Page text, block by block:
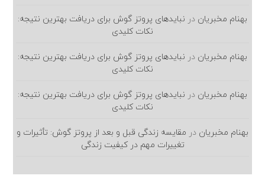
بهنام مخبریان در نبایدهای پروتز گوش برای دریافت بهترین نتیجه:
نکات کلیدی
بهنام مخبریان در نبایدهای پروتز گوش برای دریافت بهترین نتیجه:
نکات کلیدی
بهنام مخبریان در نبایدهای پروتز گوش برای دریافت بهترین نتیجه:
نکات کلیدی
بهنام مخبریان در مقایسه زندگی قبل و بعد از پروتز گوش: تأثیرات و
تغییرات مهم در کیفیت زندگی